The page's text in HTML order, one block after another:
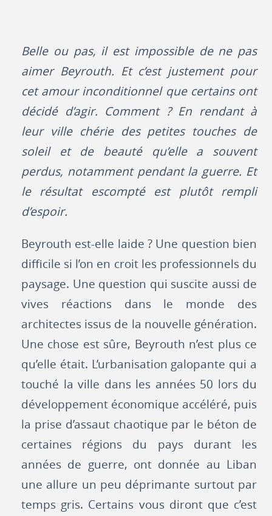
Belle ou pas, il est impossible de ne pas
aimer Beyrouth. Et c’est justement pour
cet amour inconditionnel que certains ont
décidé d’agir. Comment ? En rendant à
leur ville chérie des petites touches de
soleil et de beauté qu’elle a souvent
perdus, notamment pendant la guerre. Et
le résultat escompté est plutôt rempli
d’espoir.
Beyrouth est-elle laide ? Une question bien
difficile si l’on en croit les professionnels du
paysage. Une question qui suscite aussi de
vives réactions dans le monde des
architectes issus de la nouvelle génération.
Une chose est sûre, Beyrouth n’est plus ce
qu’elle était. L’urbanisation galopante qui a
touché la ville dans les années 50 lors du
développement économique accéléré, puis
la prise d’assaut chaotique par le béton de
certaines régions du pays durant les
années de guerre, ont donnée au Liban
une allure un peu déprimante surtout par
temps gris. Certains vous diront que c’est